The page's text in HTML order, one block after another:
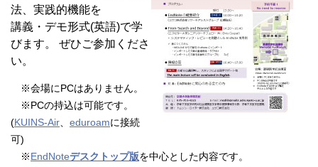
法、実践的機能を
講義・デモ形式(英語)で学
びます。 ぜひご参加くださ
い。
※会場にPCはありません。
※PCの持込は可能です。
(KUINS-Air、 eduroamに接続
可)
※EndNoteデスクトップ版を中心とした内容です。